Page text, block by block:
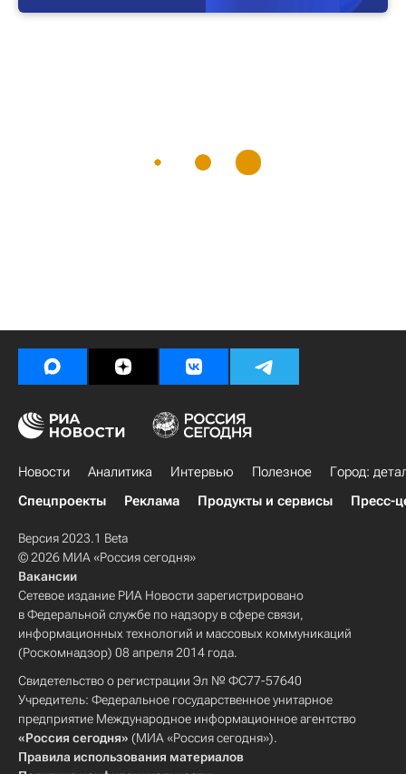
Новости Аналитика Интервью Полезное
Город:
Спецпроекты
Реклама Продукты и сервисы Пресс-
Версия 2023.1 Beta
© 2026 МИА «Россия сегодня»
Вакансии
Сетевое издание РИА Новости зарегистрировано
в Федеральной службе по надзору в сфере связи,
информационных технологий и массовых коммуникаций
(Роскомнадзор) 08 апреля 2014 года.
Свидетельство о регистрации Эл № ФС77-57640
Учредитель: Федеральное государственное унитарное
предприятие Международное информационное агентство
«Россия сегодня» (МИА «Россия сегодня»).
Правила использования материалов